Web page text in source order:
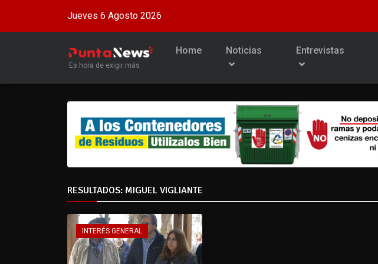
Jueves 6 Agosto 2026
Es hora de exigir más
Home Noticias Entrevistas
RESULTADOS: MIGUEL VIGLIANTE
INTERÉS GENERAL